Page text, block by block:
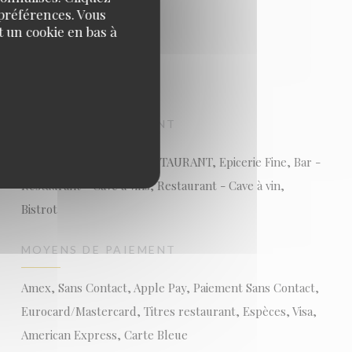
Vous
cookie en bas à
TYPE DE RESTAURANT
BAR A VINS-BISTROT-RESTAURANT, Epicerie Fine, Bar -
Restaurant - Cave à vins, Restaurant - Cave à vin,
Bistrot
MOYENS DE PAIEMENT
Amex, Sans Contact, Apple Pay, Paiement Sans Contact,
Eurocard/Mastercard, Titres restaurant, Espèces, Visa,
American Express, Carte Bleue